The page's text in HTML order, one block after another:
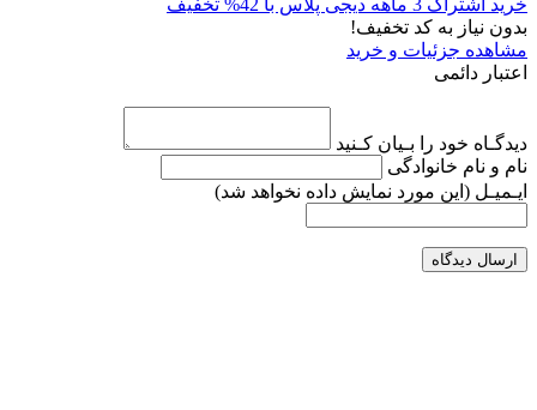
خرید اشتراک 3 ماهه دیجی پلاس با 42% تخفیف
بدون نیاز به کد تخفیف!
مشاهده جزئیات و خرید
اعتبار دائمی
دیدگـاه خود را بـیان کـنید
نام و نام خانوادگی
ایـمیـل (این مورد نمایش داده نخواهد شد)
ارسال دیدگاه